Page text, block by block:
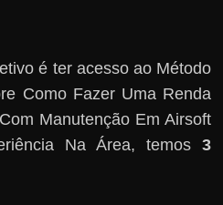
é ter acesso ao Método
Como Fazer Uma Renda
Manutenção Em Airsoft
Na Área, temos 3